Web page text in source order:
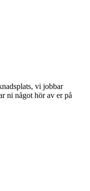
vi jobbar
ni något hör av er på